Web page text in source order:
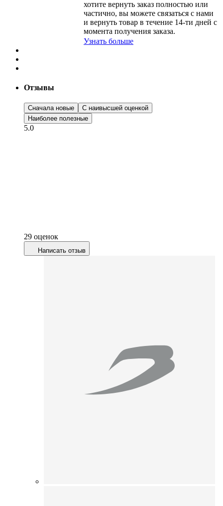
хотите вернуть заказ полностью или
частично, вы можете связаться с нами
и вернуть товар в течение 14-ти дней с
момента получения заказа.
Узнать больше
Отзывы
Сначала новые
С наивысшей оценкой
Наиболее полезные
5.0
29 оценок
Написать отзыв